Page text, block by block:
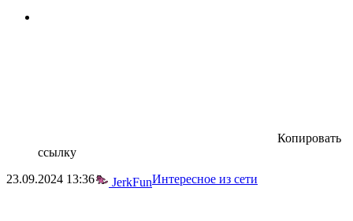
Копировать
ссылку
23.09.2024 13:36 JerkFunИнтересное из сети